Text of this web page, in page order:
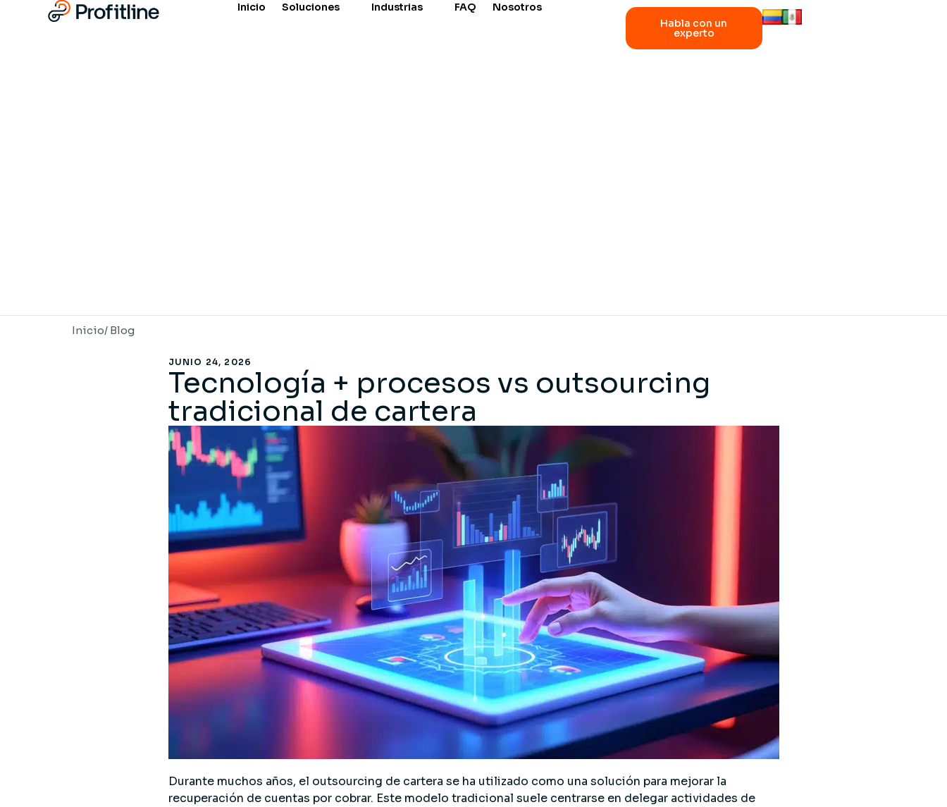
Inicio Soluciones Industrias FAQ
Nosotros
Habla con un
experto
Inicio/ Blog
JUNIO 24, 2026
Tecnología + procesos vs outsourcing
tradicional de cartera
Durante muchos años, el outsourcing de cartera se ha utilizado como una solución para mejorar la
recuperación de cuentas por cobrar. Este modelo tradicional suele centrarse en delegar actividades de